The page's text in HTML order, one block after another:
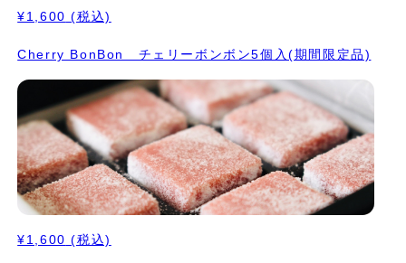
¥1,600 (税込)
Cherry BonBon チェリーボンボン5個入(期間限定品)
¥1,600 (税込)